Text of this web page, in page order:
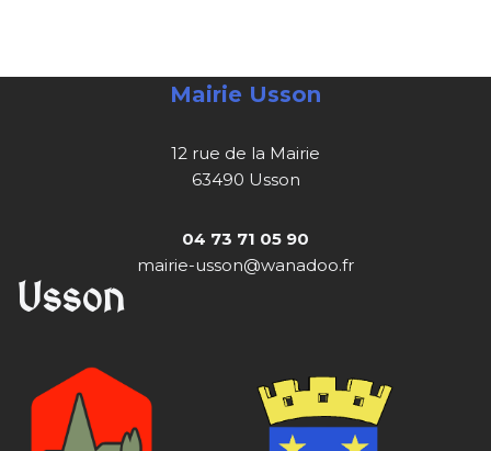
Mairie Usson
12 rue de la Mairie
63490 Usson
04 73 71 05 90
mairie-usson@wanadoo.fr
Usson